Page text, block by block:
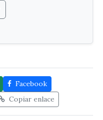
Facebook
Copiar enlace